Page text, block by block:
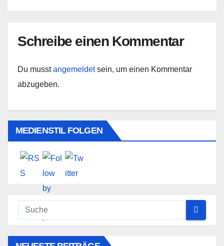
Schreibe einen Kommentar
Du musstangemeldetsein, um einen Kommentar
abzugeben.
MEDIENSTIL FOLGEN